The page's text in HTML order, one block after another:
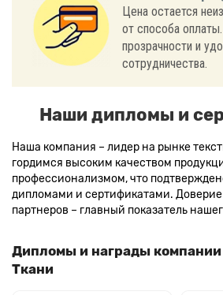
Цена остается
от способа
прозрачности и
сотрудничества.
Наши дипломы и
Наша компания – лидер на рынке
гордимся высоким качеством
профессионализмом, что
дипломами и сертификатами. Доверие
партнеров – главный показатель
Дипломы и награды
Ткани